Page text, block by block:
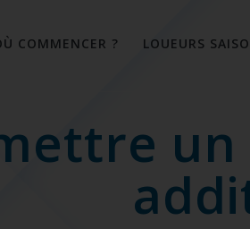
COMMENCER ? LOUEURS